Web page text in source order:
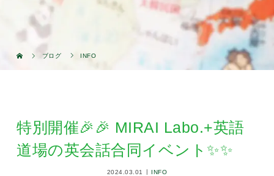
ブログ INFO
特別開催🎉🎉 MIRAI Labo.+英語
道場の英会話合同イベント✨✨
2024.03.01 INFO